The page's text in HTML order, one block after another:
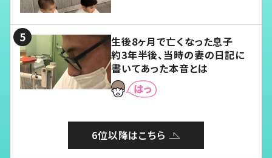
生後8ヶ月で亡くなった息子
約3年半後、当時の妻の日記に
書いてあった本音とは
6位以降はこちら